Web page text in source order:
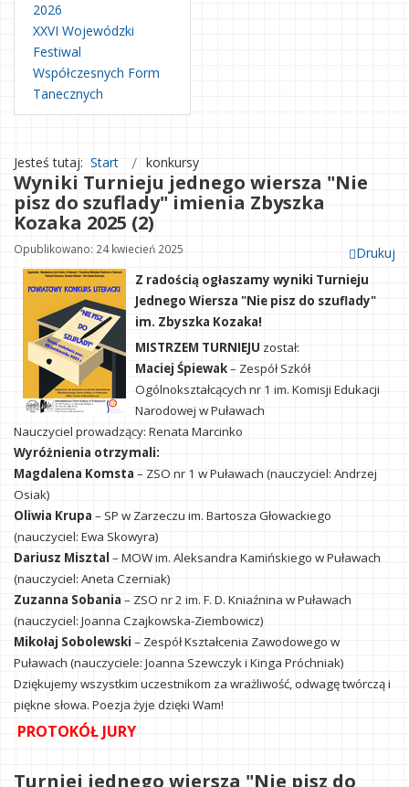
2026
XXVI Wojewódzki
Festiwal
Współczesnych Form
Tanecznych
Jesteś tutaj: Start konkursy
Wyniki Turnieju jednego wiersza "Nie
pisz do szuflady" imienia Zbyszka
Kozaka 2025 (2)
Drukuj
Opublikowano: 24 kwiecień 2025
Z radością ogłaszamy wyniki Turnieju
Jednego Wiersza "Nie pisz do szuflady"
im. Zbyszka Kozaka!
MISTRZEM TURNIEJU został:
Maciej Śpiewak– Zespół Szkół
Ogólnokształcących nr 1 im. Komisji Edukacji
Narodowej w Puławach
Nauczyciel prowadzący: Renata Marcinko
Wyróżnienia otrzymali:
Magdalena Komsta – ZSO nr 1 w Puławach (nauczyciel: Andrzej
Osiak)
Oliwia Krupa – SP w Zarzeczu im. Bartosza Głowackiego
(nauczyciel: Ewa Skowyra)
Dariusz Misztal – MOW im. Aleksandra Kamińskiego w Puławach
(nauczyciel: Aneta Czerniak)
Zuzanna Sobania – ZSO nr 2 im. F. D. Kniaźnina w Puławach
(nauczyciel: Joanna Czajkowska-Ziembowicz)
Mikołaj Sobolewski – Zespół Kształcenia Zawodowego w
Puławach (nauczyciele: Joanna Szewczyk i Kinga Próchniak)
Dziękujemy wszystkim uczestnikom za wrażliwość, odwagę twórczą i
piękne słowa. Poezja żyje dzięki Wam!
PROTOKÓŁ JURY
Turniej jednego wiersza "Nie pisz do